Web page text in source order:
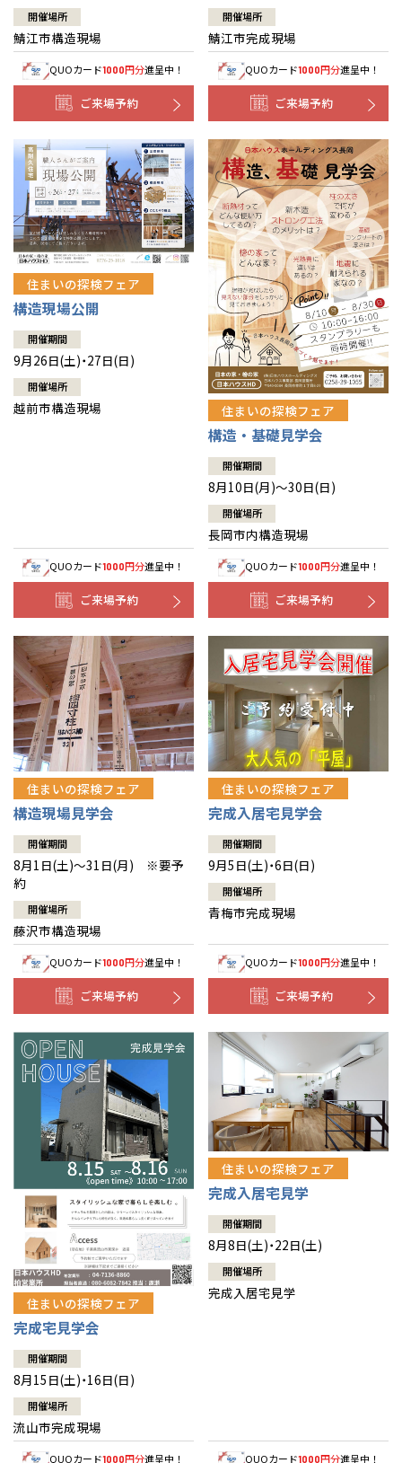
開催場所
鯖江市構造現場
QUOカード1000円分進呈中！
ご来場予約
開催場所
鯖江市完成現場
QUOカード1000円分進呈中！
ご来場予約
住まいの探検フェア
構造現場公開
開催期間
9月26日(土)・27日(日)
開催場所
越前市構造現場
QUOカード1000円分進呈中！
ご来場予約
住まいの探検フェア
構造・基礎見学会
開催期間
8月10日(月)～30日(日)
開催場所
長岡市内構造現場
QUOカード1000円分進呈中！
ご来場予約
住まいの探検フェア
構造現場見学会
開催期間
8月1日(土)～31日(月) ※要予
約
開催場所
藤沢市構造現場
QUOカード1000円分進呈中！
ご来場予約
住まいの探検フェア
完成入居宅見学会
開催期間
9月5日(土)・6日(日)
開催場所
青梅市完成現場
QUOカード1000円分進呈中！
ご来場予約
住まいの探検フェア
完成宅見学会
開催期間
8月15日(土)・16日(日)
開催場所
流山市完成現場
QUOカード1000円分進呈中！
住まいの探検フェア
完成入居宅見学
開催期間
8月8日(土)・22日(土)
開催場所
完成入居宅見学
QUOカード1000円分進呈中！